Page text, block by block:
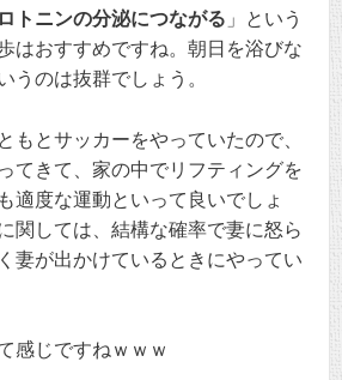
トニンの分泌につながる 」という
はおすすめですね。朝日を浴びな
うのは抜群でしょう。
もとサッカーをやっていたので、
てきて、家の中でリフティングを
適度な運動といって良いでしょ
関しては、結構な確率で妻に怒ら
妻が出かけているときにやってい
感じですねｗｗｗ